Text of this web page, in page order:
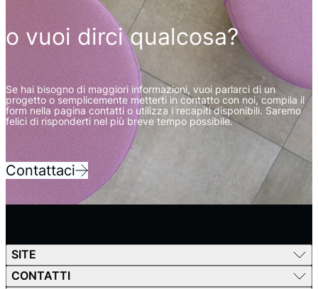
o vuoi dirci qualcosa?
Se hai bisogno di maggiori informazioni, vuoi parlarci di un
progetto o semplicemente metterti in contatto con noi, compila il
form nella pagina contatti o utilizza i recapiti disponibili. Saremo
felici di risponderti nel più breve tempo possibile.
Contattaci
SITE
CONTATTI